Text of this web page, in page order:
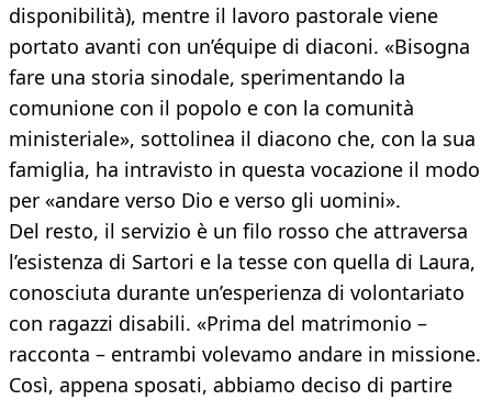
disponibilità), mentre il lavoro pastorale viene
portato avanti con un’équipe di diaconi. «Bisogna
fare una storia sinodale, sperimentando la
comunione con il popolo e con la comunità
ministeriale», sottolinea il diacono che, con la sua
famiglia, ha intravisto in questa vocazione il modo
per «andare verso Dio e verso gli uomini».
Del resto, il servizio è un filo rosso che attraversa
l’esistenza di Sartori e la tesse con quella di Laura,
conosciuta durante un’esperienza di volontariato
con ragazzi disabili. «Prima del matrimonio –
racconta – entrambi volevamo andare in missione.
Così, appena sposati, abbiamo deciso di partire